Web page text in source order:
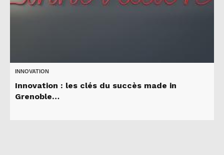
INNOVATION
Innovation : les clés du succès made in
Grenoble…